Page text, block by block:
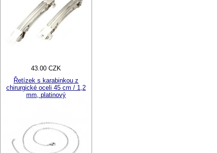
43.00 CZK
Řetízek s karabinkou z
chirurgické oceli 45 cm / 1,2
mm, platinový